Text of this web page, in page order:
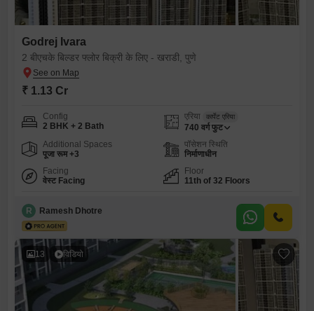
Godrej Ivara
2 बीएचके बिल्डर फ्लोर बिक्री के लिए - खराडी, पुणे
₹ 1.13 Cr
Config
2 BHK + 2 Bath
एरिया कार्पेट एरिया
740 वर्ग फुट
Additional Spaces
पूजा रूम +3
पॉसेशन स्थिति
निर्माणाधीन
Facing
वेस्ट Facing
Floor
11th of 32 Floors
R Ramesh Dhotre
13 विडियो